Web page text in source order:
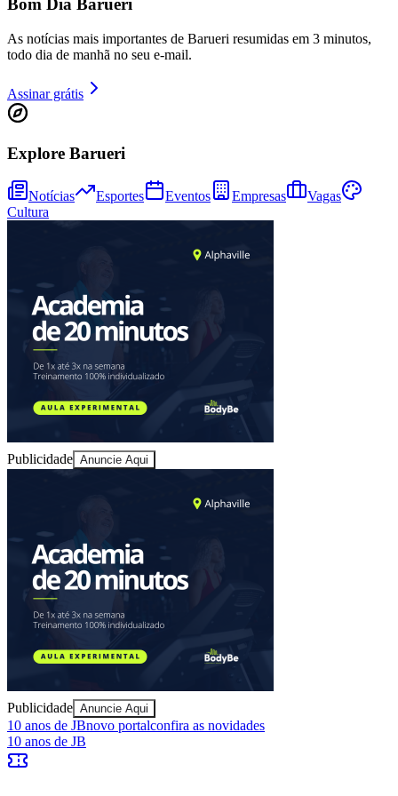
Athletico-PR
Bom Dia Barueri
As notícias mais importantes de Barueri resumidas em 3 minutos,
todo dia de manhã no seu e-mail.
Assinar grátis
Explore Barueri
Notícias Esportes Eventos Empresas
Vagas
Cultura
Publicidade Anuncie Aqui
Publicidade Anuncie Aqui